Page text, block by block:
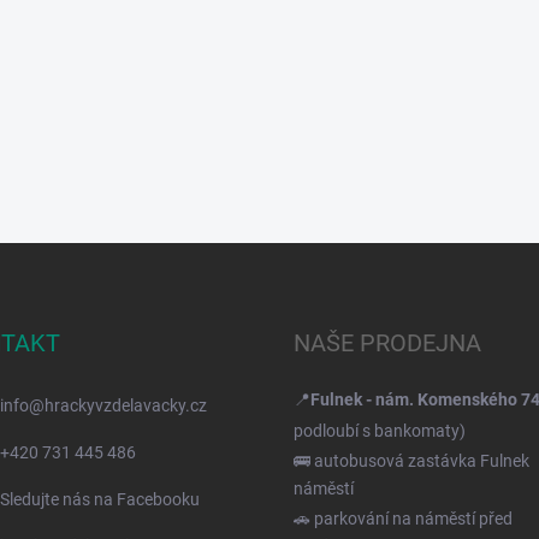
info@hrackyvzdelavacky.cz
+420 731 445 486
Sledujte nás na Facebooku
NAŠE PRODEJNA
📍Fulnek - nám. Komenského 74
podloubí s bankomaty)
🚌 autobusová zastávka Fulnek
náměstí
🚗 parkování na náměstí před